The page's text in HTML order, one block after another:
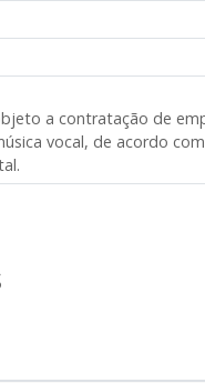
a contratação de
vocal, de acordo